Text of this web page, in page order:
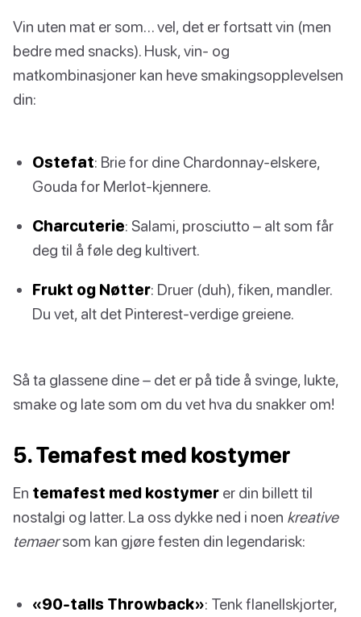
Vin uten mat er som… vel, det er fortsatt vin (men
bedre med snacks). Husk, vin- og
matkombinasjoner kan heve smakingsopplevelsen
din:
Ostefat: Brie for dine Chardonnay-elskere,
Gouda for Merlot-kjennere.
Charcuterie: Salami, prosciutto – alt som får
deg til å føle deg kultivert.
Frukt og Nøtter: Druer (duh), fiken, mandler.
Du vet, alt det Pinterest-verdige greiene.
Så ta glassene dine – det er på tide å svinge, lukte,
smake og late som om du vet hva du snakker om!
5. Temafest med kostymer
En temafest med kostymer er din billett til
nostalgi og latter. La oss dykke ned i noen kreative
temaersom kan gjøre festen din legendarisk:
«90-talls Throwback»: Tenk flanellskjorter,